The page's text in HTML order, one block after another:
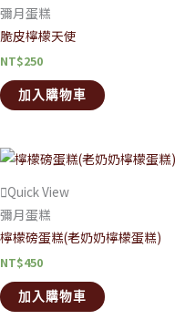
彌月蛋糕
脆皮檸檬天使
NT$250
加入購物車
Quick View
彌月蛋糕
檸檬磅蛋糕(老奶奶檸檬蛋糕)
NT$450
加入購物車